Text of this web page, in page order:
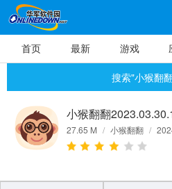
首页 最新 游戏
搜索"小猴翻
小猴翻翻
27.65 M / 小猴翻翻 /